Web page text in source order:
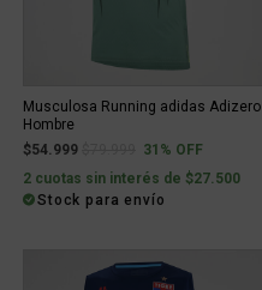
Musculosa Running adidas Adizero
Hombre
$54.999
Price reduced from
to31% OFF
2 cuotas sin interés de $27.500
Stock para envío